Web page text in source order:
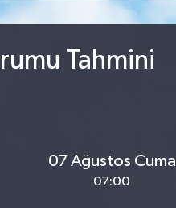
Tahmini
07 Ağustos Cuma
07:00